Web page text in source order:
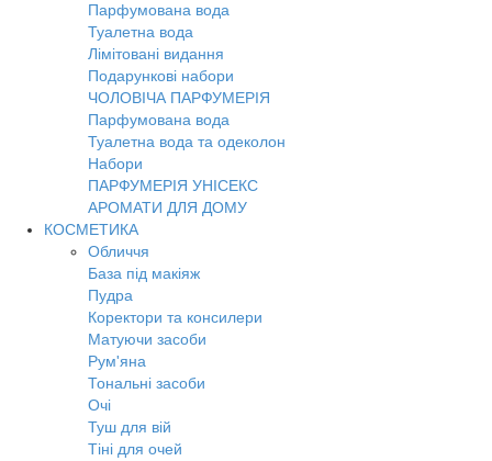
Парфумована вода
Туалетна вода
Лімітовані видання
Подарункові набори
ЧОЛОВІЧА ПАРФУМЕРІЯ
Парфумована вода
Туалетна вода та одеколон
Набори
ПАРФУМЕРІЯ УНІСЕКС
АРОМАТИ ДЛЯ ДОМУ
КОСМЕТИКА
Обличчя
База під макіяж
Пудра
Коректори та консилери
Матуючи засоби
Рум'яна
Тональні засоби
Очі
Туш для вій
Тіні для очей